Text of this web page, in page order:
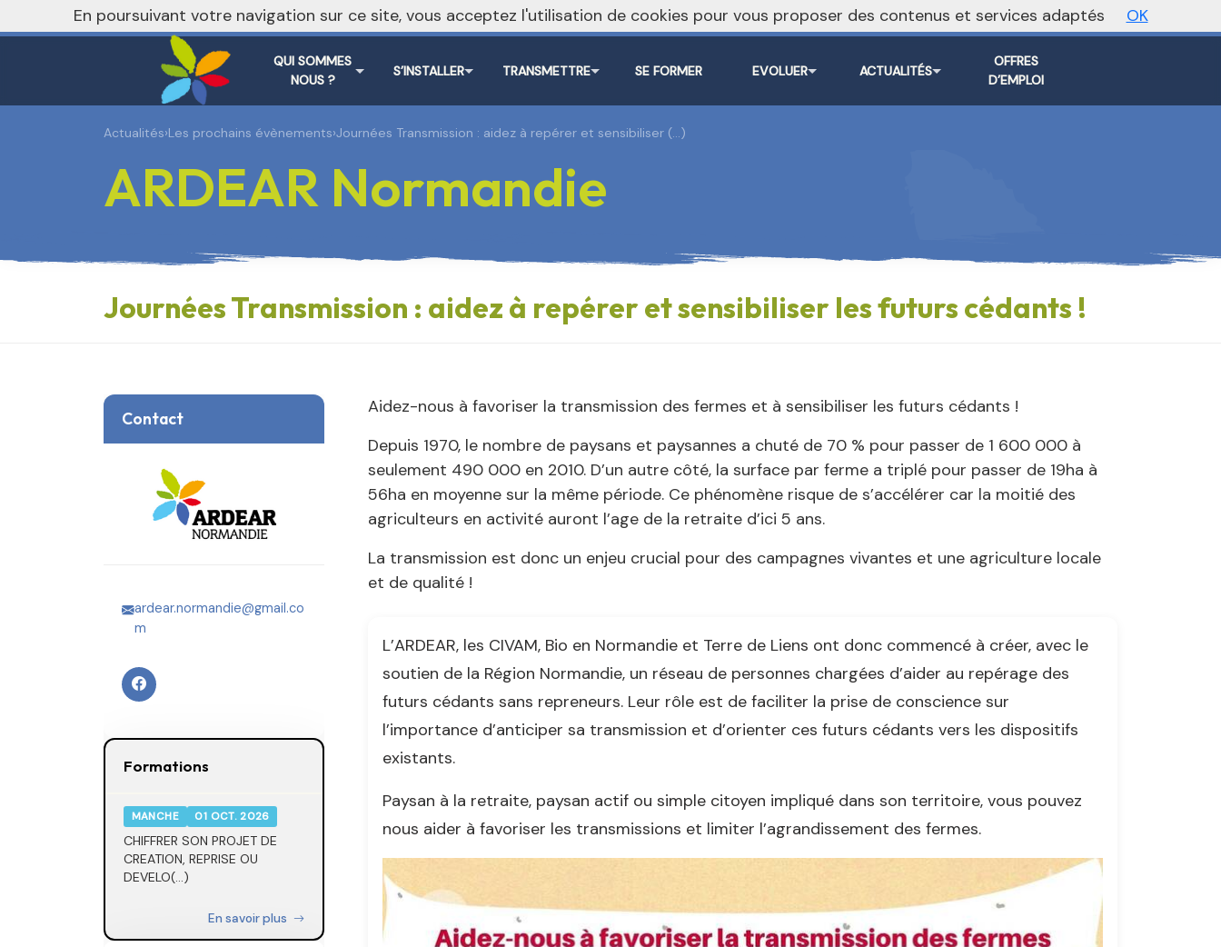
Vers le site national
QUI SOMMES
NOUS ?
S’INSTALLER TRANSMETTRE SE FORMER EVOLUER ACTUALITÉS
OFFRES
D’EMPLOI
Actualités›Les prochains évènements›Journées Transmission : aidez à repérer et sensibiliser (…)
ARDEAR Normandie
Journées Transmission : aidez à repérer et sensibiliser les futurs cédants !
Contact
ardear.normandie@gmail.co
m
Formations
MANCHE 01 OCT. 2026
CHIFFRER SON PROJET DE
CREATION, REPRISE OU
DEVELO(...)
En savoir plus
Aidez-nous à favoriser la transmission des fermes et à sensibiliser les futurs cédants !
Depuis 1970, le nombre de paysans et paysannes a chuté de 70 % pour passer de 1 600 000 à
seulement 490 000 en 2010. D’un autre côté, la surface par ferme a triplé pour passer de 19ha à
56ha en moyenne sur la même période. Ce phénomène risque de s’accélérer car la moitié des
agriculteurs en activité auront l’age de la retraite d’ici 5 ans.
La transmission est donc un enjeu crucial pour des campagnes vivantes et une agriculture locale
et de qualité !
L’ARDEAR, les CIVAM, Bio en Normandie et Terre de Liens ont donc commencé à créer, avec le
soutien de la Région Normandie, un réseau de personnes chargées d’aider au repérage des
futurs cédants sans repreneurs. Leur rôle est de faciliter la prise de conscience sur
l’importance d’anticiper sa transmission et d’orienter ces futurs cédants vers les dispositifs
existants.
Paysan à la retraite, paysan actif ou simple citoyen impliqué dans son territoire, vous pouvez
nous aider à favoriser les transmissions et limiter l’agrandissement des fermes.
En poursuivant votre navigation sur ce site, vous acceptez l'utilisation de cookies pour vous proposer des contenus et services adaptés OK